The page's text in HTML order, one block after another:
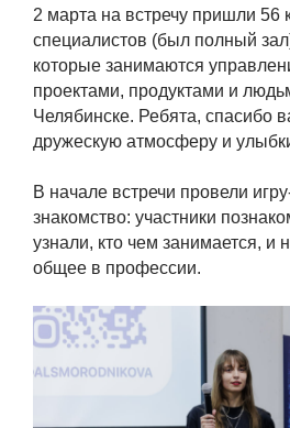
2 марта на встречу пришли 56
специалистов (был полный
которые занимаются
проектами, продуктами и
Челябинске. Ребята, спасибо
дружескую атмосферу и
В начале встречи провели
знакомство: участники
узнали, кто чем занимается, и
общее в профессии.